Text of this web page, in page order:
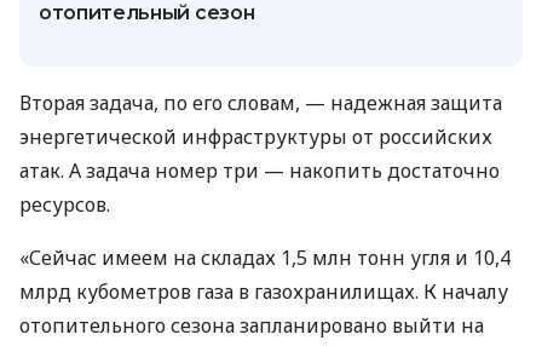
отопительный сезон
Вторая задача, по его словам, — надежная защита
энергетической инфраструктуры от российских
атак. А задача номер три — накопить достаточно
ресурсов.
«Сейчас имеем на складах 1,5 млн тонн угля и 10,4
млрд кубометров газа в газохранилищах. К началу
отопительного сезона запланировано выйти на